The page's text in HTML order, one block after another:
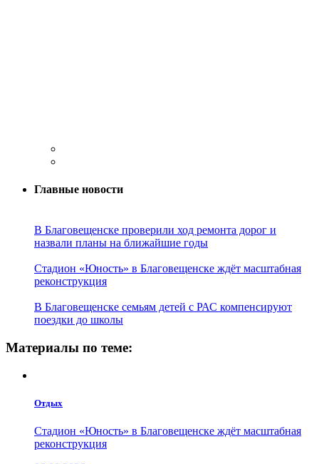
Главные новости
В Благовещенске проверили ход ремонта дорог и
назвали планы на ближайшие годы
Стадион «Юность» в Благовещенске ждёт масштабная
реконструкция
В Благовещенске семьям детей с РАС компенсируют
поездки до школы
Материалы по теме:
Отдых
Стадион «Юность» в Благовещенске ждёт масштабная
реконструкция